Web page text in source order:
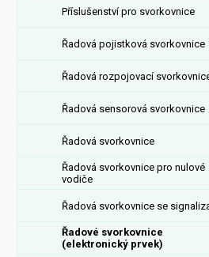
Příslušenství pro svorkovnice
Řadová pojistková svorkovnice
Řadová rozpojovací
Řadová sensorová svorkovnice
Řadová svorkovnice
Řadová svorkovnice pro nulové
vodiče
Řadová svorkovnice se
Řadové svorkovnice
(elektronický prvek)